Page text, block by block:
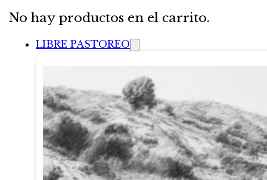
No hay productos en el carrito.
LIBRE PASTOREO